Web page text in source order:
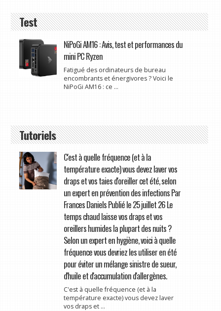
Test
NiPoGi AM16 : Avis, test et performances du
mini PC Ryzen
Fatigué des ordinateurs de bureau
encombrants et énergivores ? Voici le
NiPoGi AM16 : ce ...
Tutoriels
C'est à quelle fréquence (et à la
température exacte) vous devez laver vos
draps et vos taies d'oreiller cet été, selon
un expert en prévention des infections Par
Frances Daniels Publié le 25 juillet 26 Le
temps chaud laisse vos draps et vos
oreillers humides la plupart des nuits ?
Selon un expert en hygiène, voici à quelle
fréquence vous devriez les utiliser en été
pour éviter un mélange sinistre de sueur,
d'huile et d'accumulation d'allergènes.
C'est à quelle fréquence (et à la
température exacte) vous devez laver
vos draps et ...